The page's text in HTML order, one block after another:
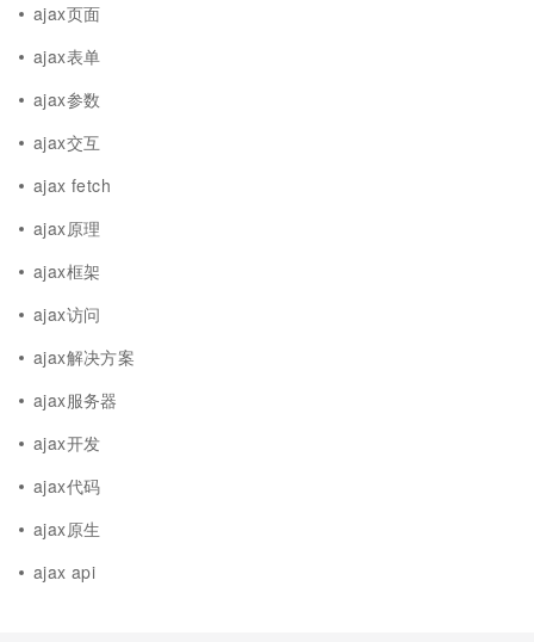
ajax页面
ajax表单
ajax参数
ajax交互
ajax fetch
ajax原理
ajax框架
ajax访问
ajax解决方案
ajax服务器
ajax开发
ajax代码
ajax原生
ajax api